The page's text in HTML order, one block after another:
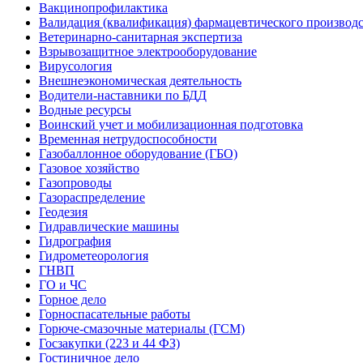
Вакцинопрофилактика
Валидация (квалификация) фармацевтического
Ветеринарно-санитарная экспертиза
Взрывозащитное электрооборудование
Вирусология
Внешнеэкономическая деятельность
Водители-наставники по БДД
Водные ресурсы
Воинский учет и мобилизационная подготовка
Временная нетрудоспособности
Газобаллонное оборудование (ГБО)
Газовое хозяйство
Газопроводы
Газораспределение
Геодезия
Гидравлические машины
Гидрография
Гидрометеорология
ГНВП
ГО и ЧС
Горное дело
Горноспасательные работы
Горюче-смазочные материалы (ГСМ)
Госзакупки (223 и 44 ФЗ)
Гостиничное дело